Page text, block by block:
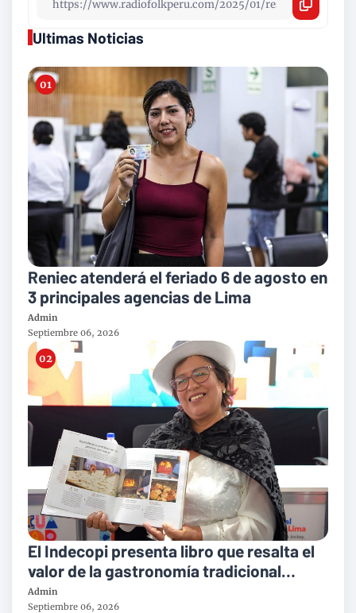
Ultimas Noticias
Reniec atenderá el feriado 6 de agosto en
3 principales agencias de Lima
Admin
Septiembre 06, 2026
El Indecopi presenta libro que resalta el
valor de la gastronomía tradicional
peruana
Admin
Septiembre 06, 2026